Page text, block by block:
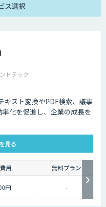
ス選択
ドテック
キスト変換やPDF検索、議事
化を促進し、企業の成長を
見る
用
無料プラン
円 -